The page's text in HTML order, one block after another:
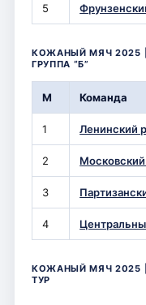
5
КОЖАНЫЙ МЯЧ 2025 |
ГРУППА “Б”
М Команда
1 Ленинский
2
3
4
КОЖАНЫЙ МЯЧ 2025
ТУР